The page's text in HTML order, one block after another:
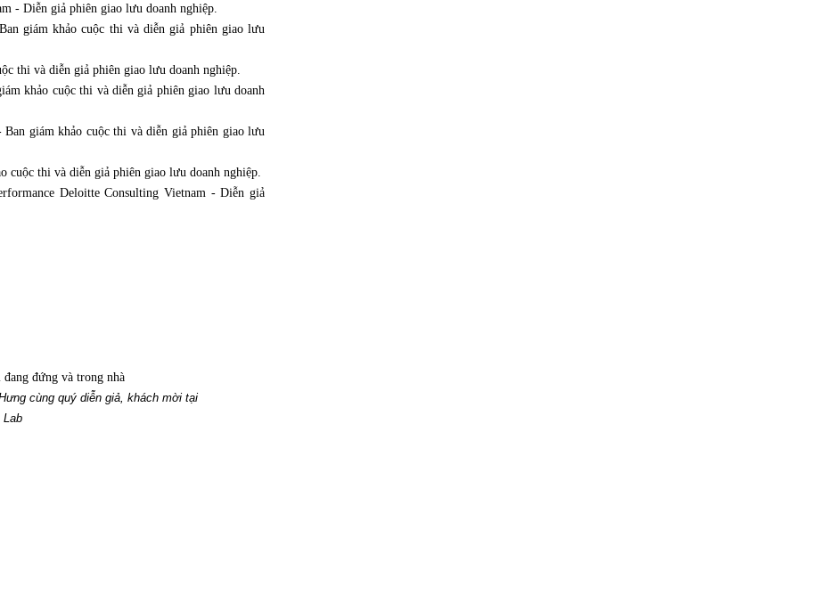
- Diễn giả phiên giao lưu doanh nghiệp.
giám khảo cuộc thi và diễn giả phiên giao lưu
thi và diễn giả phiên giao lưu doanh nghiệp.
khảo cuộc thi và diễn giả phiên giao lưu doanh
giám khảo cuộc thi và diễn giả phiên giao lưu
thi và diễn giả phiên giao lưu doanh nghiệp.
Deloitte Consulting Vietnam - Diễn giả
cùng quý diễn giả, khách mời tại
Lab